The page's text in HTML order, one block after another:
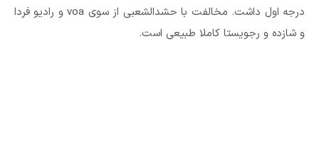
درجه اول داشت. مخالفت با حشدالشعبی از سوی voa و رادیو فردا
و شازده و رجویستا کاملا طبیعی است.